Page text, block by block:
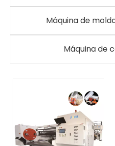
Máquina de
Máquina de